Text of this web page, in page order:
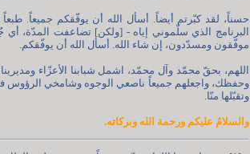
البرنامج الذي سلّموني إياه - [ولكن] تضاعفت المدّة،
موفّقون ومسدّدون، إن شاء الله. أسأل الله أن يوفّقكم.
اللهم، بحقّ محمّد وآل محمّد، اشمل شبابنا الأعزّاء
وحفظك، واجعلهم جميعاً ناصعي الوجوه وشامخي الرؤوس في
وتقبّلها منّا.
والسلامُ عليكم ورحمة الله وبركاته.